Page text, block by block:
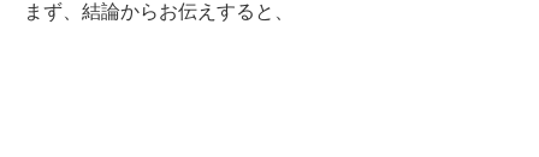
まず、結論からお伝えすると、